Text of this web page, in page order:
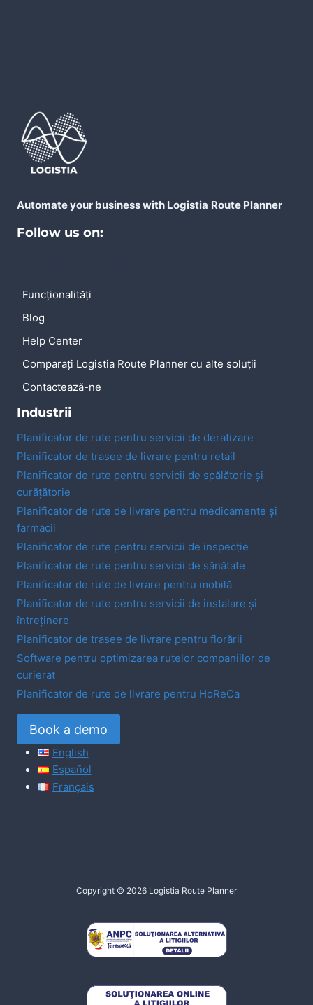
Automate your business with Logistia Route Planner
Follow us on:
Funcționalități
Blog
Help Center
Comparați Logistia Route Planner cu alte soluții
Contactează-ne
Industrii
Planificator de rute pentru servicii de deratizare
Planificator de trasee de livrare pentru retail
Planificator de rute pentru servicii de spălătorie și
curățătorie
Planificator de rute de livrare pentru medicamente și
farmacii
Planificator de rute pentru servicii de inspecție
Planificator de rute pentru servicii de sănătate
Planificator de rute de livrare pentru mobilă
Planificator de rute pentru servicii de instalare și
întreținere
Planificator de trasee de livrare pentru florării
Software pentru optimizarea rutelor companiilor de
curierat
Planificator de rute de livrare pentru HoReCa
Book a demo
English
Español
Français
Copyright © 2026 Logistia Route Planner